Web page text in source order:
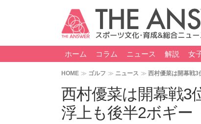
ホーム コラム ニュース 解説 女
HOME ゴルフ ニュース 西村優菜は開幕戦3
西村優菜は開幕戦
浮上も後半2ボギー